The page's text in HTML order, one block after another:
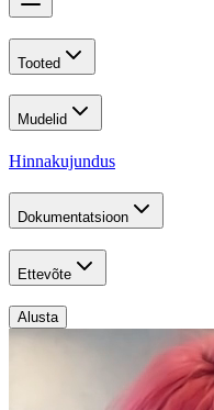
Tooted
Mudelid
Hinnakujundus
Dokumentatsioon
Ettevõte
Alusta